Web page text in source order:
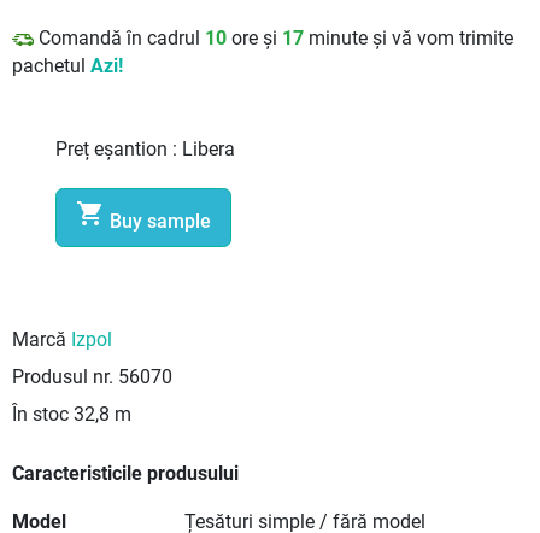
Comandă în cadrul 10 ore și 17 minute și vă vom trimite
pachetul Azi!
Preț eșantion : Libera
 Buy sample
Marcă Izpol
Produsul nr. 56070
În stoc 32,8 m
Caracteristicile produsului
Model Țesături simple / fără model